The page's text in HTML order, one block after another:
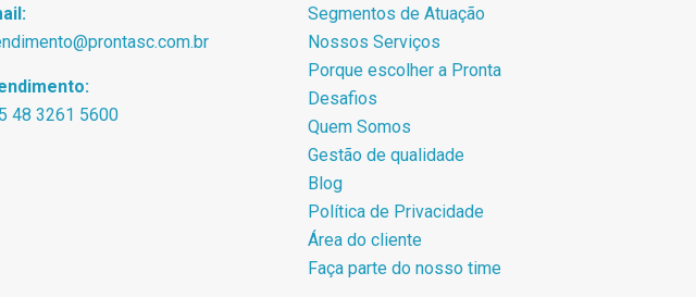
48 3261 5600
Segmentos de Atuação
Nossos Serviços
Porque escolher a Pronta
Desafios
Quem Somos
Gestão de qualidade
Blog
Política de Privacidade
Área do cliente
Faça parte do nosso time